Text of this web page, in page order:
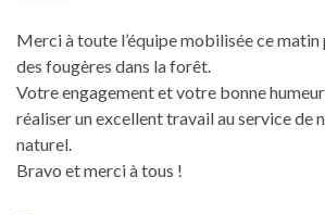
Merci à toute l’équipe mobilisée ce
des fougères dans la forêt.
Votre engagement et votre bonne
réaliser un excellent travail au service de
naturel.
Bravo et merci à tous !